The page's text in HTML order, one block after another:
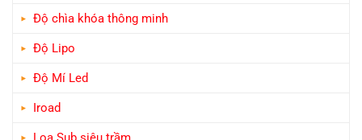
Độ chìa khóa thông minh
Độ Lipo
Độ Mí Led
Iroad